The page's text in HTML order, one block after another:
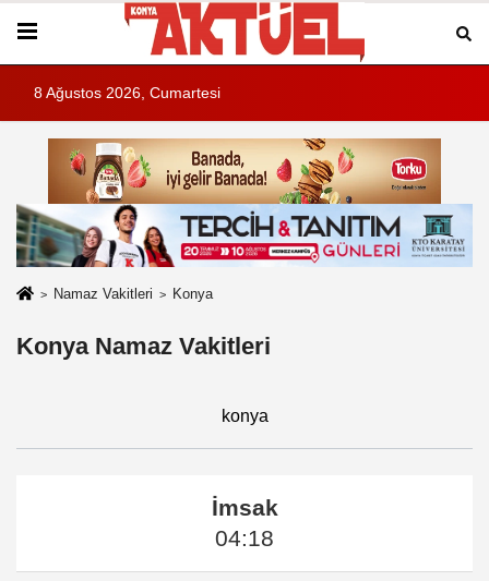
8 Ağustos 2026, Cumartesi
Namaz Vakitleri Konya
Konya Namaz Vakitleri
konya
İmsak
04:18